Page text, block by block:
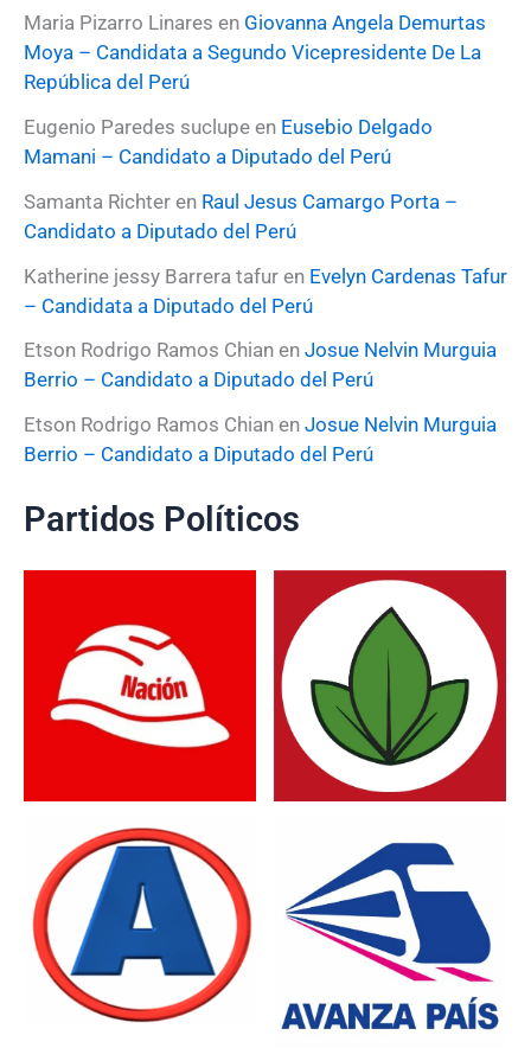
:Maria Pizarro Linares en Giovanna Angela Demurtas
Moya – Candidata a Segundo Vicepresidente De La
República del Perú
Eugenio Paredes suclupe en Eusebio Delgado
Mamani – Candidato a Diputado del Perú
Samanta Richter en Raul Jesus Camargo Porta –
Candidato a Diputado del Perú
Katherine jessy Barrera tafur en Evelyn Cardenas Tafur
– Candidata a Diputado del Perú
Etson Rodrigo Ramos Chian en Josue Nelvin Murguia
Berrio – Candidato a Diputado del Perú
Etson Rodrigo Ramos Chian en Josue Nelvin Murguia
Berrio – Candidato a Diputado del Perú
Partidos Políticos